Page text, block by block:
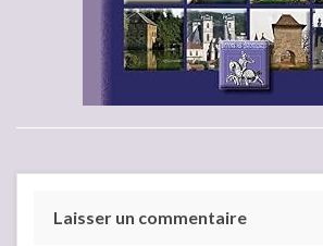
Laisser un commentaire